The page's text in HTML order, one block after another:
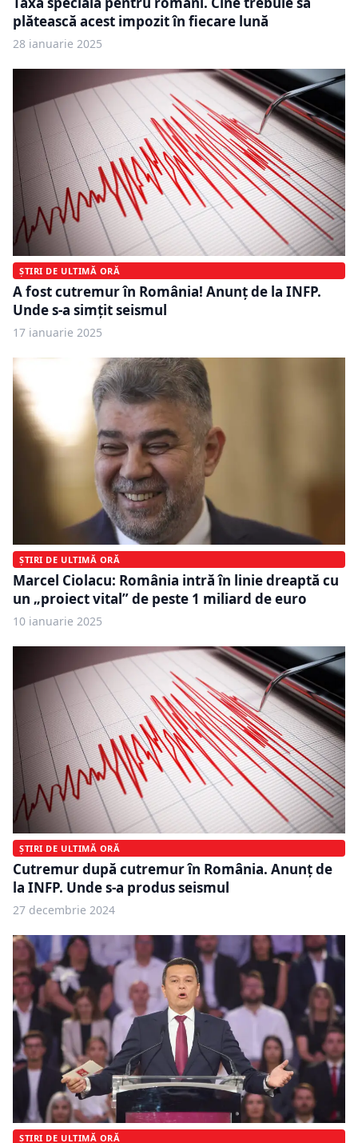
plătească acest impozit în fiecare lună
28 ianuarie 2025
ȘTIRI DE ULTIMĂ ORĂ
A fost cutremur în România! Anunț de la INFP.
Unde s-a simțit seismul
17 ianuarie 2025
ȘTIRI DE ULTIMĂ ORĂ
Marcel Ciolacu: România intră în linie dreaptă cu
un „proiect vital” de peste 1 miliard de euro
10 ianuarie 2025
ȘTIRI DE ULTIMĂ ORĂ
Cutremur după cutremur în România. Anunț de
la INFP. Unde s-a produs seismul
27 decembrie 2024
ȘTIRI DE ULTIMĂ ORĂ